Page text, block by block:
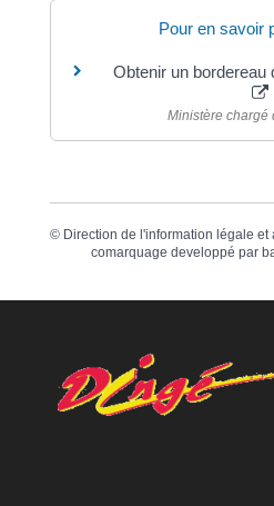
Pour en savoir
Obtenir un bordereau
Ministère chargé
© Direction de l'information légale et
comarquage developpé par